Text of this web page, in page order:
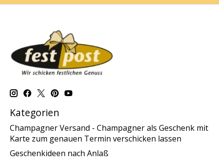
Kategorien
Champagner Versand - Champagner als Geschenk mit
Karte zum genauen Termin verschicken lassen
Geschenkideen nach Anlaß